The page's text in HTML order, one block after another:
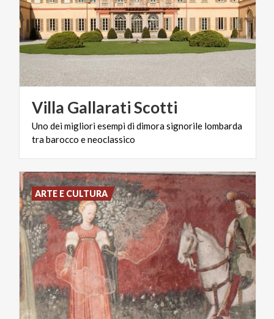
Villa GallaratiScotti
Uno deimiglioriesempididimorasignorile lombarda
trabarocco eneoclassico
ARTE E CULTURA